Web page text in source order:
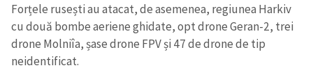
Forțele rusești au atacat, de asemenea, regiunea Harkiv
cu două bombe aeriene ghidate, opt drone Geran-2, trei
drone Molniîa, șase drone FPV și 47 de drone de tip
neidentificat.